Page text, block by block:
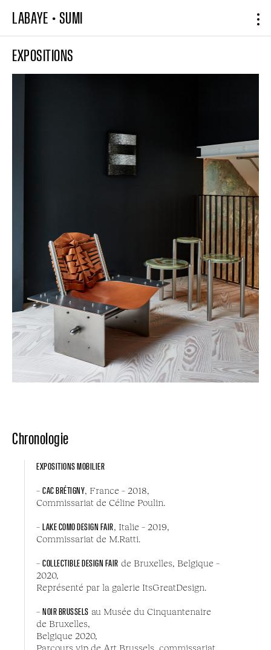
LABAYE•SUMI
EXPOSITIONS
Chronologie
EXPOSITIONS MOBILIER
– CAC BRÉTIGNY , France – 2018,
Commissariat de Céline Poulin.
– LAKE COMO DESIGN FAIR , Italie – 2019,
Commissariat de M.Ratti.
– COLLECTIBLE DESIGN FAIR de Bruxelles, Belgique –
2020,
Représenté par la galerie ItsGreatDesign.
– NOIR BRUSSELS au Musée du Cinquantenaire
de Bruxelles,
Belgique 2020,
Parcours vip de Art Brussels, commissariat